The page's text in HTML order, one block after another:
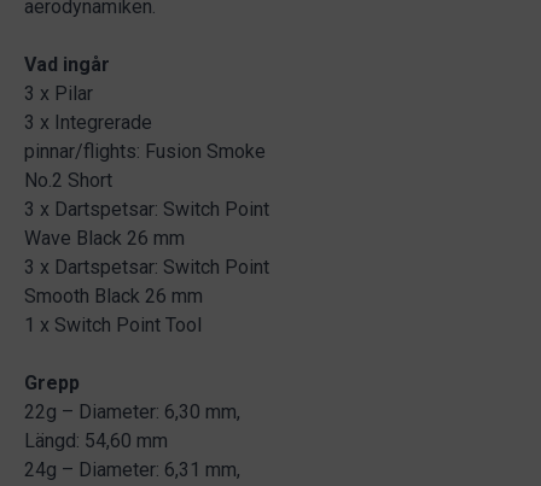
aerodynamiken.
Vad ingår
3 x Pilar
3 x Integrerade
pinnar/flights: Fusion Smoke
No.2 Short
3 x Dartspetsar: Switch Point
Wave Black 26 mm
3 x Dartspetsar: Switch Point
Smooth Black 26 mm
1 x Switch Point Tool
Grepp
22g – Diameter: 6,30 mm,
Längd: 54,60 mm
24g – Diameter: 6,31 mm,